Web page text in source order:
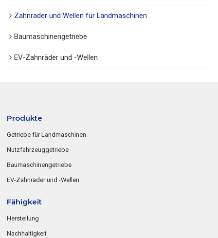
Zahnräder und Wellen für Landmaschinen
Baumaschinengetriebe
EV-Zahnräder und -Wellen
Produkte
Getriebe für Landmaschinen
Nutzfahrzeuggetriebe
Baumaschinengetriebe
EV-Zahnräder und -Wellen
Fähigkeit
Herstellung
Nachhaltigkeit